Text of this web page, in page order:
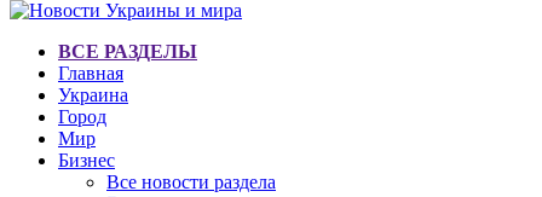
ВСЕ РАЗДЕЛЫ
Главная
Украина
Город
Мир
Бизнес
Все новости раздела